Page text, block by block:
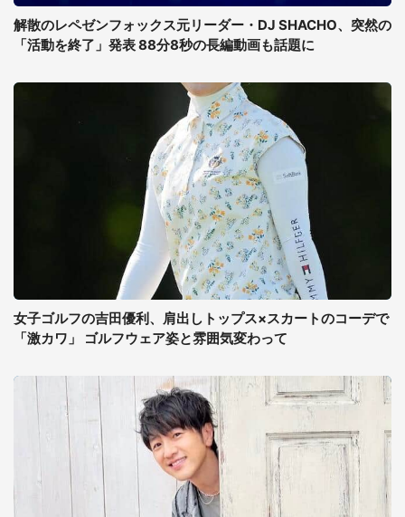
解散のレペゼンフォックス元リーダー・DJ SHACHO、突然の
「活動を終了」発表 88分8秒の長編動画も話題に
女子ゴルフの吉田優利、肩出しトップス×スカートのコーデで
「激カワ」 ゴルフウェア姿と雰囲気変わって